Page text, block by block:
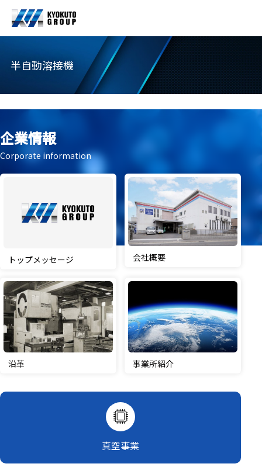
半自動溶接機
企業情報
Corporate information
トップメッセージ 会社概要
沿革 事業所紹介
真空事業